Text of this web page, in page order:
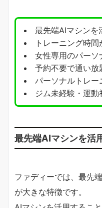
最先端AIマシンを
トレーニング時
女性専用のパー
予約不要で通い放
パーソナルトレー
ジム未経験・運
最先端AIマシンを活
ファディーでは、最先
が大きな特徴です。